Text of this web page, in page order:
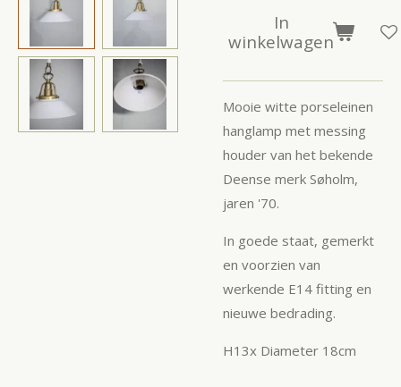
In
winkelwagen
Mooie witte porseleinen
hanglamp met messing
houder van het bekende
Deense merk Søholm,
jaren '70.
In goede staat, gemerkt
en voorzien van
werkende E14 fitting en
nieuwe bedrading.
H13x Diameter 18cm